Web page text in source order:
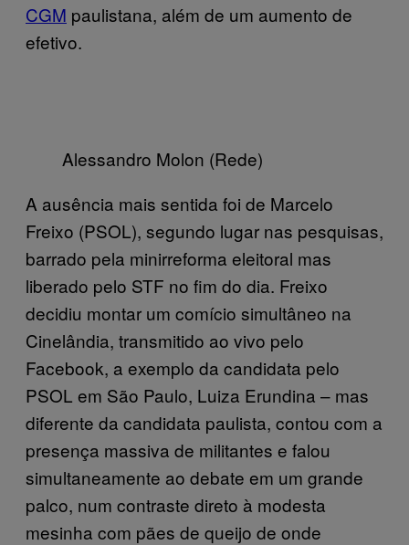
CGM paulistana, além de um aumento de
efetivo.
Alessandro Molon (Rede)
A ausência mais sentida foi de Marcelo
Freixo (PSOL), segundo lugar nas pesquisas,
barrado pela minirreforma eleitoral mas
liberado pelo STF no fim do dia. Freixo
decidiu montar um comício simultâneo na
Cinelândia, transmitido ao vivo pelo
Facebook, a exemplo da candidata pelo
PSOL em São Paulo, Luiza Erundina – mas
diferente da candidata paulista, contou com a
presença massiva de militantes e falou
simultaneamente ao debate em um grande
palco, num contraste direto à modesta
mesinha com pães de queijo de onde